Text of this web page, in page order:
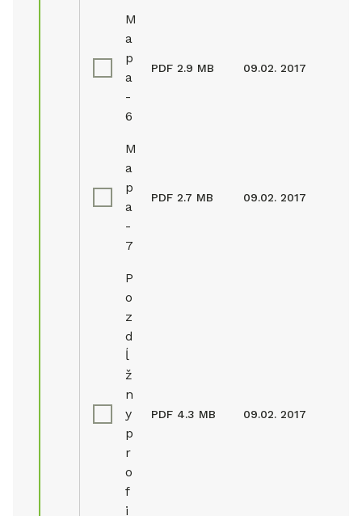
M
a
p
a
-
6
PDF 2.9 MB 09.02. 2017
M
a
p
a
-
7
PDF 2.7 MB 09.02. 2017
P
o
z
d
ĺ
ž
n
y
p
r
o
f
i
PDF 4.3 MB 09.02. 2017